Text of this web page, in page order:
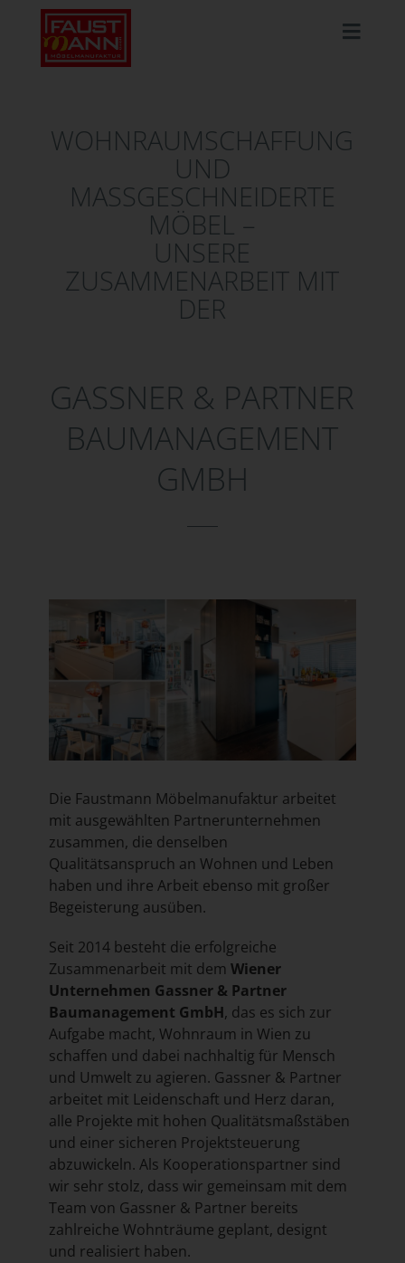
WOHNRAUMSCHAFFUNG
UND
MASSGESCHNEIDERTE M
ÖBEL –
UNSERE
ZUSAMMENARBEIT MIT
DER
GASSNER & PARTNER
BAUMANAGEMENT
GMBH
Die Faustmann Möbelmanufaktur arbeitet
mit ausgewählten Partnerunternehmen
zusammen, die denselben
Qualitätsanspruch an Wohnen und Leben
haben und ihre Arbeit ebenso mit großer
Begeisterung ausüben.
Seit 2014 besteht die erfolgreiche
Zusammenarbeit mit dem Wiener
Unternehmen Gassner & Partner
Baumanagement GmbH, das es sich zur
Aufgabe macht, Wohnraum in Wien zu
schaffen und dabei nachhaltig für Mensch
und Umwelt zu agieren. Gassner & Partner
arbeitet mit Leidenschaft und Herz daran,
alle Projekte mit hohen Qualitätsmaßstäben
und einer sicheren Projektsteuerung
abzuwickeln. Als Kooperationspartner sind
wir sehr stolz, dass wir gemeinsam mit dem
Team von Gassner & Partner bereits
zahlreiche Wohnträume geplant, designt
und realisiert haben.